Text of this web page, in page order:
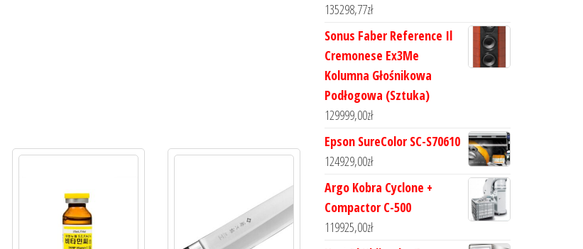
135298,77zł
Sonus Faber Reference Il
Cremonese Ex3Me
Kolumna Głośnikowa
Podłogowa (Sztuka)
129999,00zł
Epson SureColor SC-S70610
124929,00zł
Argo Kobra Cyclone +
Compactor C-500
119925,00zł